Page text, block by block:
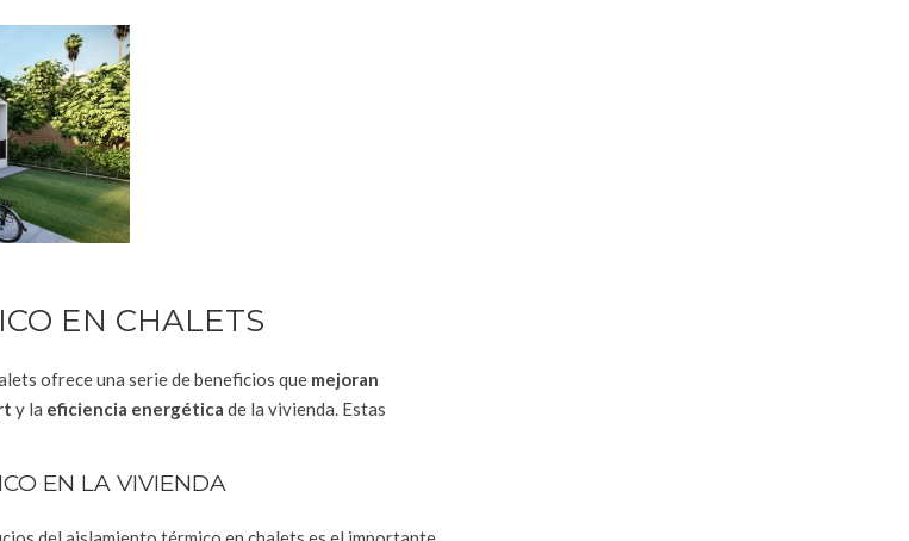
EN CHALETS
ofrece una serie de beneficios que mejoran
y la eficiencia energética de la vivienda. Estas
EN LA VIVIENDA